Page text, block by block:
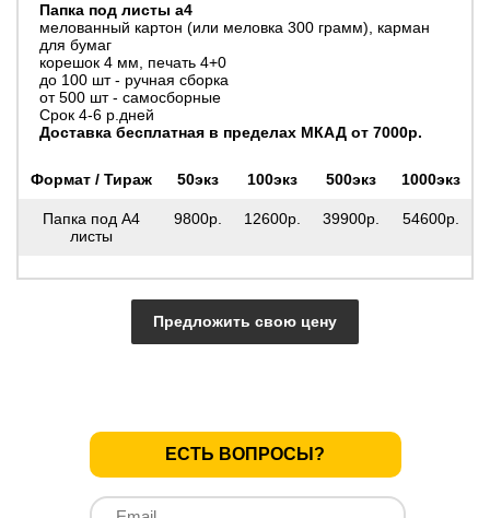
Папка под листы а4
мелованный картон (или меловка 300 грамм), карман
для бумаг
корешок 4 мм, печать 4+0
до 100 шт - ручная сборка
от 500 шт - самосборные
Срок 4-6 р.дней
Доставка бесплатная в пределах МКАД от 7000р.
Формат / Тираж 50экз 100экз 500экз 1000экз
Папка под А4
листы
9800р. 12600р. 39900р. 54600р.
Предложить свою цену
ЕСТЬ ВОПРОСЫ?